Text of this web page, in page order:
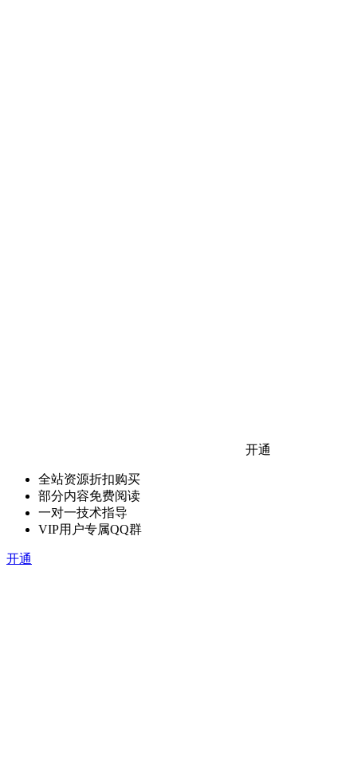
开通
全站资源折扣购买
部分内容免费阅读
一对一技术指导
VIP用户专属QQ群
开通